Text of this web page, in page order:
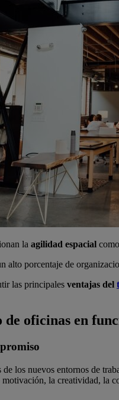
la agilidad espacial
alto porcentaje de
las principales ventajas del
de oficinas en
los nuevos entornos de
la creatividad, la